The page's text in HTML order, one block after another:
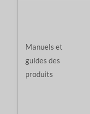
Manuels et
guides des
produits